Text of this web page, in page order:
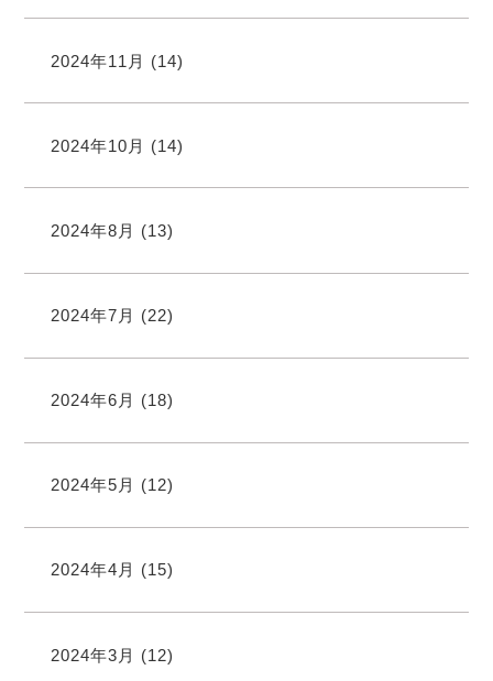
2024年11月 (14)
2024年10月 (14)
2024年8月 (13)
2024年7月 (22)
2024年6月 (18)
2024年5月 (12)
2024年4月 (15)
2024年3月 (12)